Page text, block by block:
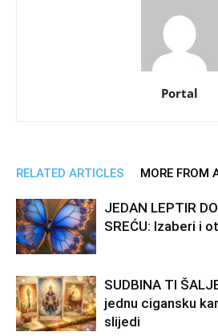
Portal
RELATED ARTICLES MORE FROM
JEDAN LEPTIR
SREĆU: Izaberi i
SUDBINA TI
jednu cigansku
slijedi